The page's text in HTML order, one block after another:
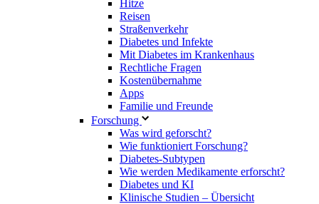
Hitze
Reisen
Straßenverkehr
Diabetes und Infekte
Mit Diabetes im Krankenhaus
Rechtliche Fragen
Kostenübernahme
Apps
Familie und Freunde
Forschung
Was wird geforscht?
Wie funktioniert Forschung?
Diabetes-Subtypen
Wie werden Medikamente erforscht?
Diabetes und KI
Klinische Studien – Übersicht